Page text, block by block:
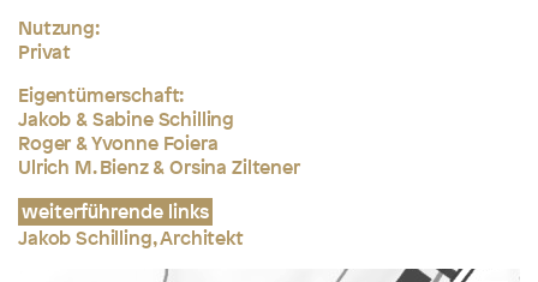
Nutzung:
Privat
Eigentümerschaft:
Jakob & Sabine Schilling
Roger & Yvonne Foiera
Ulrich M. Bienz & Orsina Ziltener
weiterführende links
Jakob Schilling, Architekt